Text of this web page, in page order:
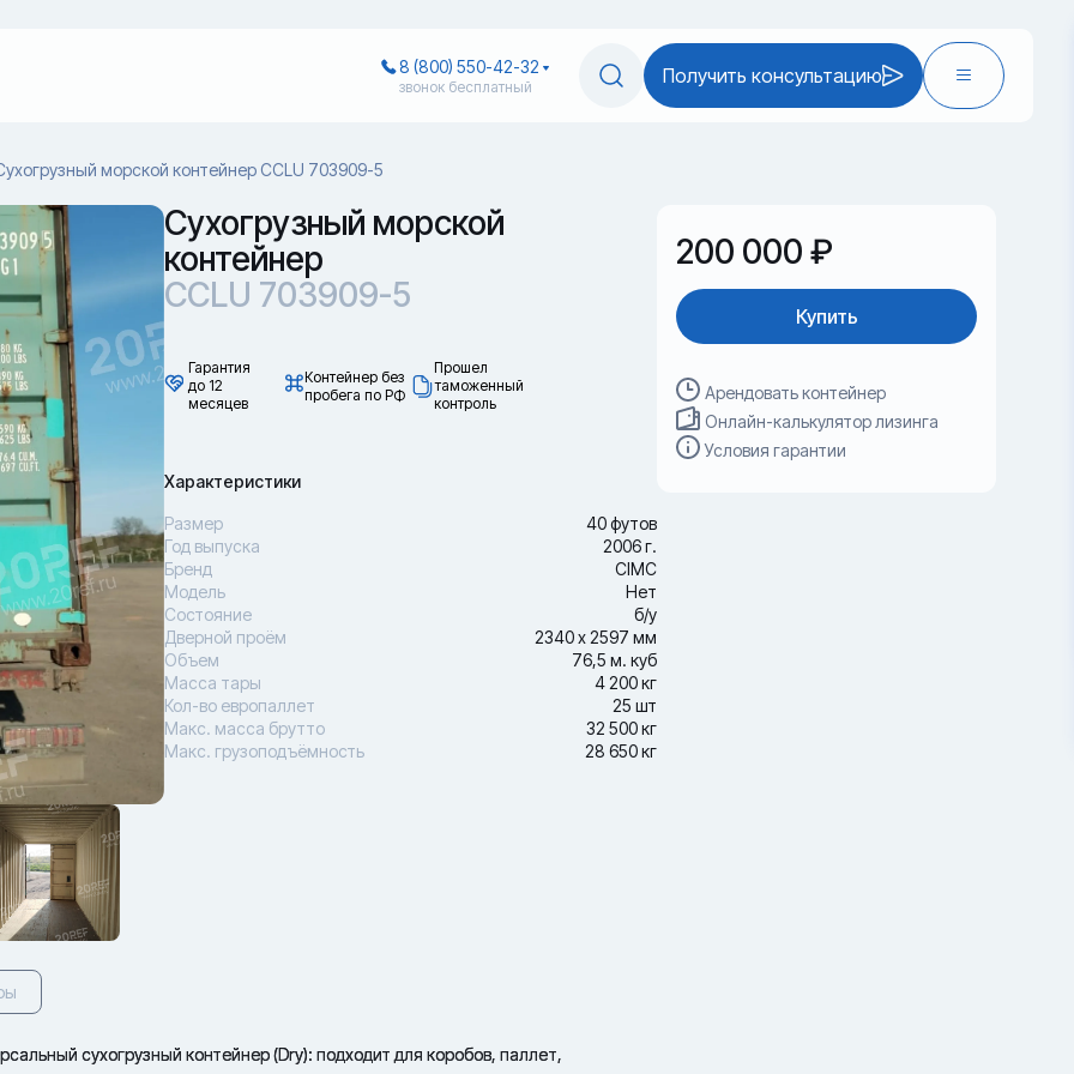
8 (800) 550-42-32
звонок бесплатный Получить консультацию
морской контейнер CCLU 703909-5
Сухогрузный морской
контейнер
CCLU 703909-5
Гарантия
до 12
месяцев
Контейнер без
пробега по РФ
Прошел
таможенный
контроль
Характеристики
Размер
40 футов
Год выпуска
2006 г.
Бренд
CIMC
Модель
Нет
Состояние
б/у
Дверной проём
2340 х 2597 мм
Объем
76,5 м. куб
Масса тары
4 200 кг
Кол-во европаллет
25 шт
Макс. масса брутто
32 500 кг
Макс. грузоподъёмность
28 650 кг
200 000 ₽
Купить
Арендовать контейнер
Онлайн-калькулятор лизинга
Условия гарантии
сухогрузный контейнер (Dry): подходит для коробов, паллет,